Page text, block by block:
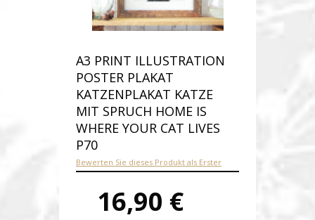
A3 PRINT ILLUSTRATION
POSTER PLAKAT
KATZENPLAKAT KATZE
MIT SPRUCH HOME IS
WHERE YOUR CAT LIVES
P70
Bewerten Sie dieses Produkt als Erster
16,90 €